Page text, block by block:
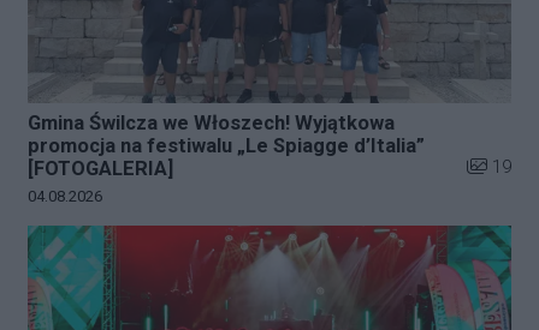
Gmina Świlcza we Włoszech! Wyjątkowa
promocja na festiwalu „Le Spiagge d’Italia”
[FOTOGALERIA]
Liczba
19
Data dodania galerii:
04.08.2026